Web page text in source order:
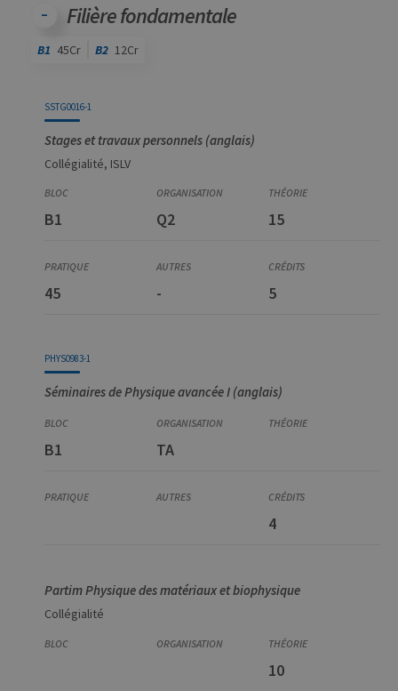
Filière fondamentale
B1 45Cr B2 12Cr
SSTG0016-1
Stages et travaux personnels (anglais)
Collégialité, ISLV
B1 Q2 15
45 - 5
PHYS0983-1
Séminaires de Physique avancée I (anglais)
B1 TA
4
Partim Physique des matériaux et biophysique
Collégialité
10